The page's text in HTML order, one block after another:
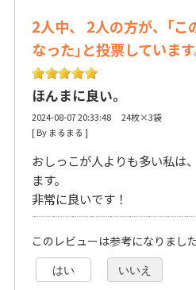
2人中、 2人の方が、｢こ
なった｣と投票しています
ほんまに良い。
2024-08-07 20:33:48 24枚×3袋
[ By まるまる ]
おしっこが人よりも多い私は
ます。
非常に良いです！
このレビューは参考になりまし
はい いいえ